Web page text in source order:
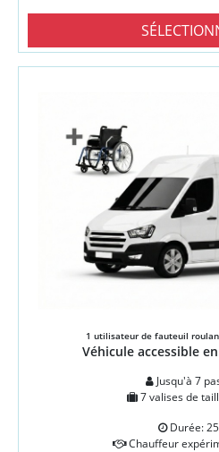
1 utilisateur de fauteuil
Véhicule accessible
Jusqu'à 7
7 valises de
Durée:
Chauffeur